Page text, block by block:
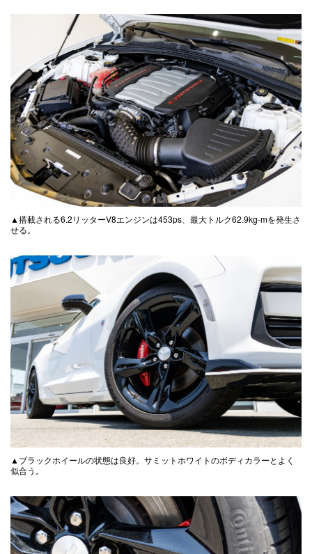
▲搭載される6.2リッターV8エンジンは453ps、最大トルク62.9kg-mを発生さ
せる。
▲ブラックホイールの状態は良好。サミットホワイトのボディカラーとよく
似合う。